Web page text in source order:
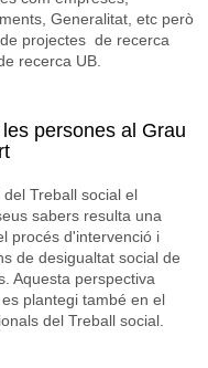
Generalitat, etc però
projectes de recerca
recerca UB.
l’avaluació a la situació
diversitat
persones al Grau
Treball social el
sabers resulta una
procés d'intervenció i
de desigualtat social de
Aquesta perspectiva
plantegi també en el
del Treball social.